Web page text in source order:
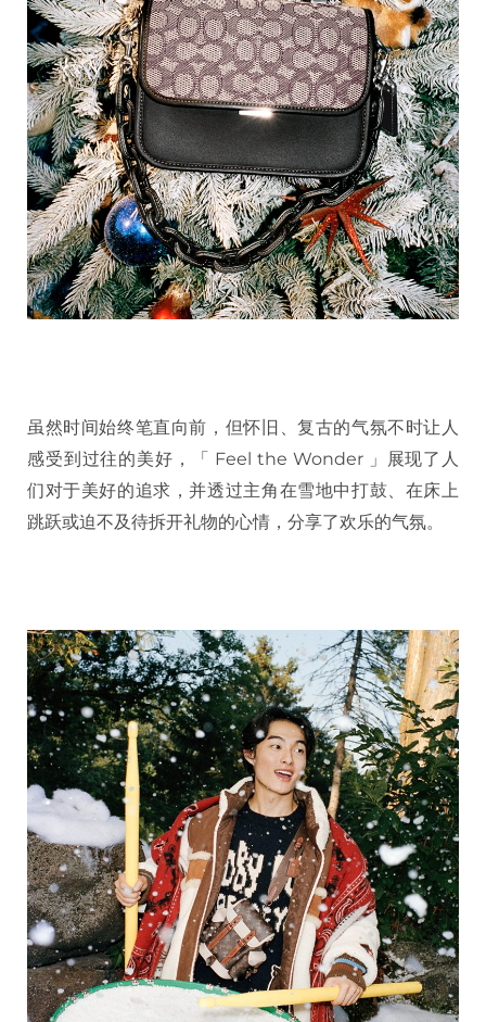
虽然时间始终笔直向前，但怀旧、复古的气氛不时让人
感受到过往的美好，「 Feel the Wonder 」展现了人
们对于美好的追求，并透过主角在雪地中打鼓、在床上
跳跃或迫不及待拆开礼物的心情，分享了欢乐的气氛。